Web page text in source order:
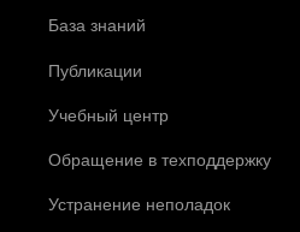
База знаний
Публикации
Учебный центр
Обращение в техподдержку
Устранение неполадок